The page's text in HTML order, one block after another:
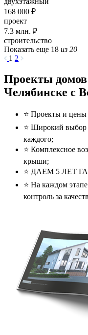
168 000 ₽
проект
7.3 млн. ₽
строительство
Показать еще 18 из 20
1 2
Проекты домов
Челябинске с
⭐️ Проекты и
⭐️ Широкий выбор
каждого;
⭐️ Комплексное
крыши;
⭐️ ДАЕМ 5 ЛЕТ
⭐️ На каждом
контроль за